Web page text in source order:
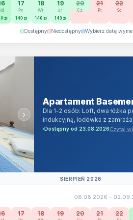
Nd
zł
17
Pn
140 zł
18
Wt
140 zł
19
Śr
140 zł
20
Cz
21
Pt
22
So
Dostępny Niedostępny Wybierz datę
›
Apartament
Dla 1-2 osób: Loft, dwa łóżka
indukcyjną, lodówka z
(ponad 100 programów
Dostępny od 23.08.2026Czytaj
SIERPIEŃ 2026
08.08.2026 –
17 18 19 20 21 22